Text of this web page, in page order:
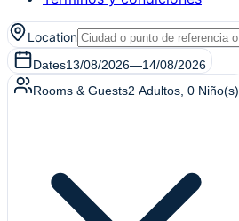
Location
Dates13/08/2026—14/08/2026
Rooms & Guests2 Adultos 0 Niño(s)